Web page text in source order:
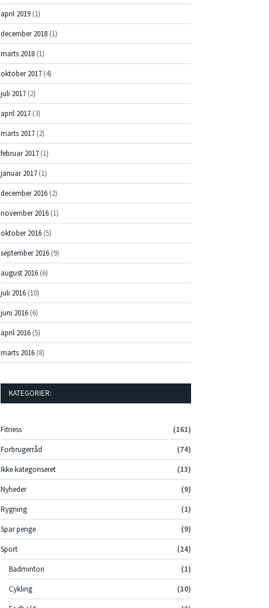
april 2019 (1)
december 2018 (1)
marts 2018 (1)
oktober 2017 (4)
juli 2017 (2)
april 2017 (3)
marts 2017 (2)
februar 2017 (1)
januar 2017 (1)
december 2016 (2)
november 2016 (1)
oktober 2016 (5)
september 2016 (9)
august 2016 (6)
juli 2016 (10)
juni 2016 (6)
april 2016 (5)
marts 2016 (8)
KATEGORIER:
Fitness
(161)
Forbrugerråd
(74)
Ikke kategoriseret
(13)
Nyheder
(9)
Rygning
(1)
Spar penge
(9)
Sport
(24)
Badminton
(1)
Cykling
(10)